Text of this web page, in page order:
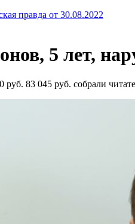
правда от 30.08.2022
5 лет,
руб. 83 045 руб. собрали